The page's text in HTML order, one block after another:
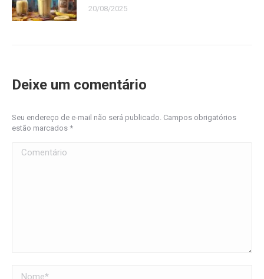
20/08/2025
Deixe um comentário
Seu endereço de e-mail não será publicado. Campos obrigatórios
estão marcados *
Comentário
Nome *